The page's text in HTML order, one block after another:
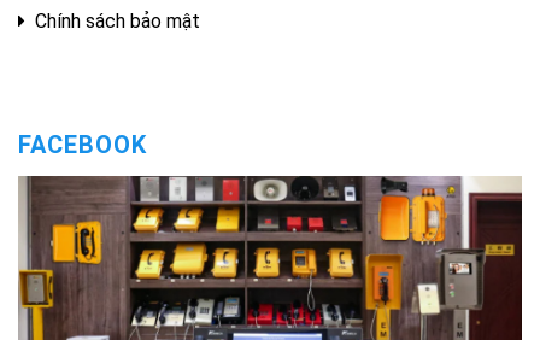
Chính sách bảo mật
FACEBOOK